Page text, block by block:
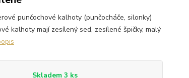
punčochové kalhoty (punčocháče, silonky)
kalhoty mají zesílený sed, zesílené špičky, malý
Skladem 3 ks